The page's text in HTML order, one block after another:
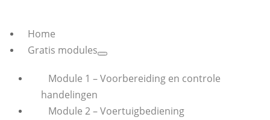
Home
Gratis modules
Module 1 – Voorbereiding en controle
handelingen
Module 2 – Voertuigbediening